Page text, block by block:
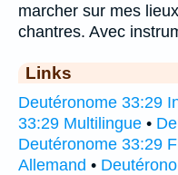
marcher sur mes
chantres. Avec
Links
Deutéronome 33:29
33:29 Multilingue •
Deutéronome 33:29
Allemand •